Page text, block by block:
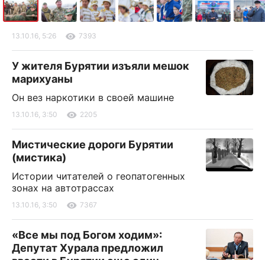
13.10.16, 5:26 7393
У жителя Бурятии изъяли мешок
марихуаны
Он вез наркотики в своей машине
13.10.16, 3:50 2205
Мистические дороги Бурятии
(мистика)
Истории читателей о геопатогенных
зонах на автотрассах
13.10.16, 3:50 7367
«Все мы под Богом ходим»:
Депутат Хурала предложил